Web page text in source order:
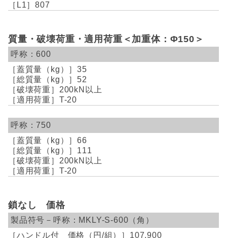
807
質量・破壊荷重・適用荷重＜加重体：Φ150＞
600
35
52
200kN以上
T-20
750
66
111
200kN以上
T-20
鎖なし 価格
MKLY-S-600（角）
107,900